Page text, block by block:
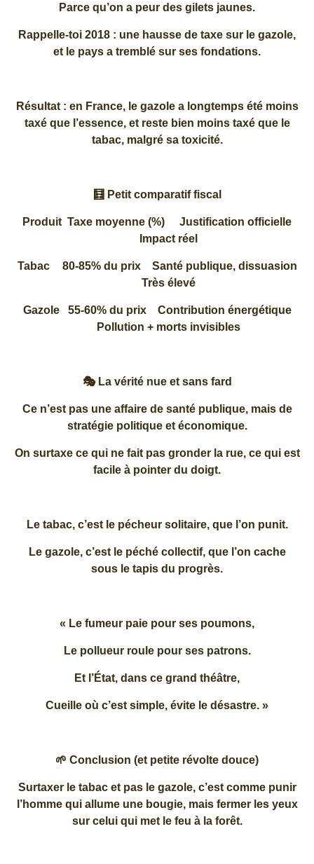
Parce qu’on a peur des gilets jaunes.
Rappelle-toi 2018 : une hausse de taxe sur le gazole,
et le pays a tremblé sur ses fondations.
Résultat : en France, le gazole a longtemps été moins
taxé que l’essence, et reste bien moins taxé que le
tabac, malgré sa toxicité.
🧮 Petit comparatif fiscal
Produit Taxe moyenne (%)
Justification officielle
Impact réel
Tabac 80-85% du prix
Santé publique, dissuasion
Très élevé
Gazole 55-60% du prix
Contribution énergétique
Pollution + morts invisibles
🎭 La vérité nue et sans fard
Ce n’est pas une affaire de santé publique, mais de
stratégie politique et économique.
On surtaxe ce qui ne fait pas gronder la rue, ce qui est
facile à pointer du doigt.
Le tabac, c’est le pécheur solitaire, que l’on punit.
Le gazole, c’est le péché collectif, que l’on cache
sous le tapis du progrès.
« Le fumeur paie pour ses poumons,
Le pollueur roule pour ses patrons.
Et l’État, dans ce grand théâtre,
Cueille où c’est simple, évite le désastre. »
🌱 Conclusion (et petite révolte douce)
Surtaxer le tabac et pas le gazole, c’est comme punir
l’homme qui allume une bougie, mais fermer les yeux
sur celui qui met le feu à la forêt.